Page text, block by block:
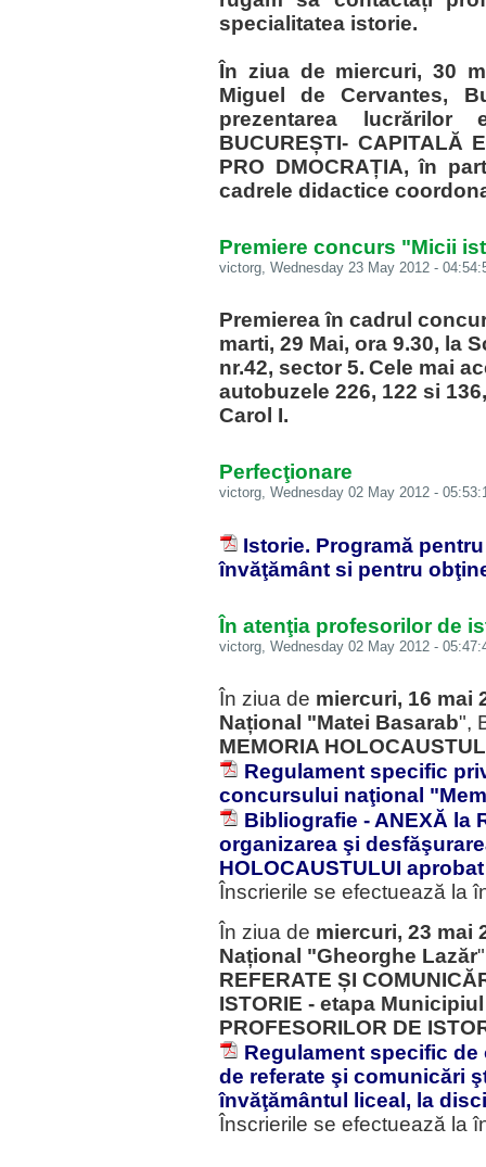
specialitatea istorie.
În ziua de miercuri, 30
Miguel de Cervantes,
prezentarea lucrărilor
BUCUREȘTI- CAPITALĂ
PRO DMOCRAȚIA, în
cadrele didactice
Premiere concurs "Micii
victorg , Wednesday 23 May 2012 -
Premierea în cadrul
marti, 29 Mai, ora 9.30, la
nr.42, sector 5. Cele mai
autobuzele 226, 122 si
Carol I.
Perfecţionare
victorg , Wednesday 02 May 2012 -
Istorie. Programă
învăţământ si pentru
În atenţia profesorilor de
victorg , Wednesday 02 May 2012 -
În ziua de miercuri, 16 mai
Național "Matei Basarab",
MEMORIA
Regulament specific
concursului naţional
Bibliografie - ANEXĂ la
organizarea şi
HOLOCAUSTULUI
Înscrierile se efectuează la
În ziua de miercuri, 23 mai
Național "Gheorghe Lazăr
REFERATE ȘI
ISTORIE - etapa
PROFESORILOR DE
Regulament specific
de referate şi comunicări
învăţământul liceal, la
Înscrierile se efectuează la